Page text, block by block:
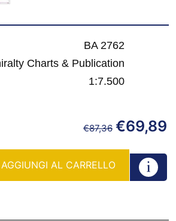
BA 2762
Charts & Publication
1:7.500
€87,36 €69,89
AGGIUNGI AL CARRELLO